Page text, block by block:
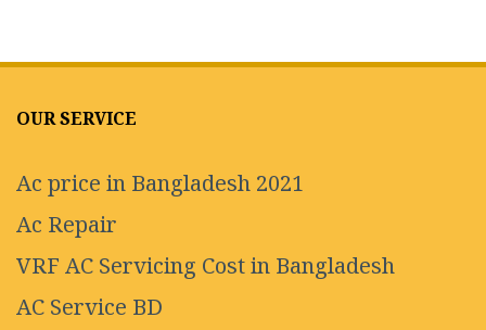
OUR SERVICE
Ac price in Bangladesh 2021
Ac Repair
VRF AC Servicing Cost in Bangladesh
AC Service BD